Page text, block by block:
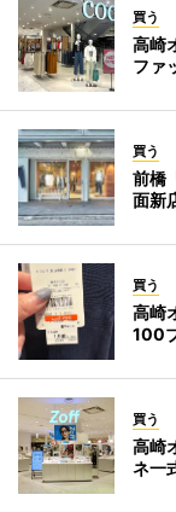
買う
高崎
ファ
買う
前橋
面新
買う
高崎
100
買う
高崎
ネ一